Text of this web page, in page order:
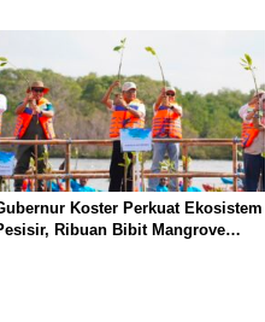
Koster Perkuat Ekosistem
Ribuan Bibit Mangrove